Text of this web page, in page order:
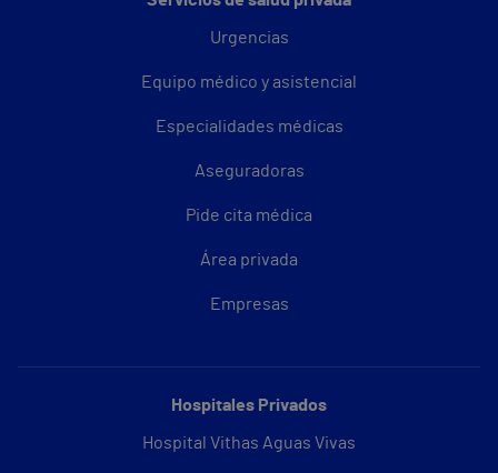
Urgencias
Equipo médico y asistencial
Especialidades médicas
Aseguradoras
Pide cita médica
Área privada
Empresas
Hospitales Privados
Hospital Vithas Aguas Vivas